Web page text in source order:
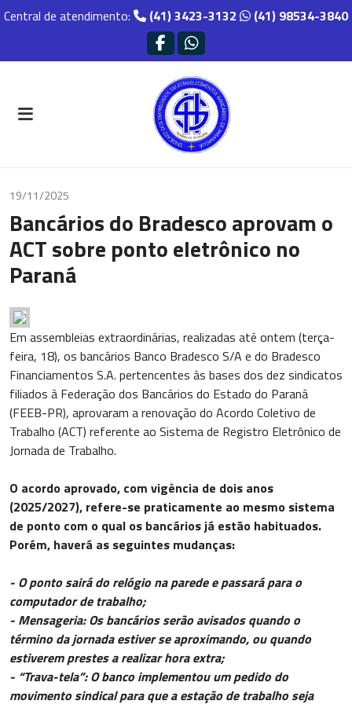
Central de atendimento: (41) 3423-3132 (41) 98534-3840
19/11/2025
Bancários do Bradesco aprovam o
ACT sobre ponto eletrônico no
Paraná
Em assembleias extraordinárias, realizadas até ontem (terça-
feira, 18), os bancários Banco Bradesco S/A e do Bradesco
Financiamentos S.A. pertencentes às bases dos dez sindicatos
filiados à Federação dos Bancários do Estado do Paraná
(FEEB-PR), aprovaram a renovação do Acordo Coletivo de
Trabalho (ACT) referente ao Sistema de Registro Eletrônico de
Jornada de Trabalho.
O acordo aprovado, com vigência de dois anos
(2025/2027), refere-se praticamente ao mesmo sistema
de ponto com o qual os bancários já estão habituados.
Porém, haverá as seguintes mudanças:
- O ponto sairá do relógio na parede e passará para o
computador de trabalho;
- Mensageria: Os bancários serão avisados quando o
término da jornada estiver se aproximando, ou quando
estiverem prestes a realizar hora extra;
- “Trava-tela”: O banco implementou um pedido do
movimento sindical para que a estação de trabalho seja